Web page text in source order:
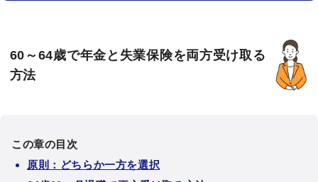
60～64歳で年金と失業保険を両方受け取る
方法
この章の目次
原則：どちらか一方を選択